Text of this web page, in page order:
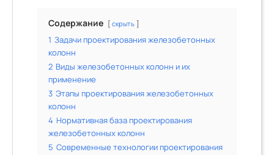
Содержание скрыть
1 Задачи проектирования железобетонных
колонн
2 Виды железобетонных колонн и их
применение
3 Этапы проектирования железобетонных
колонн
4 Нормативная база проектирования
железобетонных колонн
5 Современные технологии проектирования